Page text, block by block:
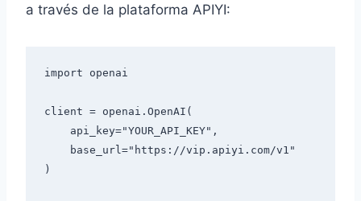
a través de la plataforma APIYI:
import openai
client = openai.OpenAI(
)